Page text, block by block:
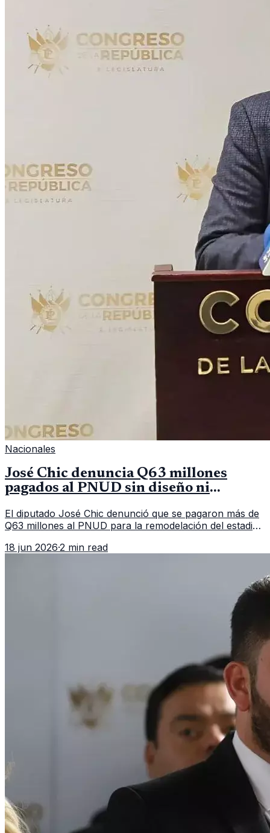
Nacionales
José Chic denuncia Q63 millones
pagados al PNUD sin diseño ni
El diputado José Chic denunció que se pagaron más de
Q63 millones al PNUD para la remodelación del estadio
informes de campo.
18 jun 2026·2 min read